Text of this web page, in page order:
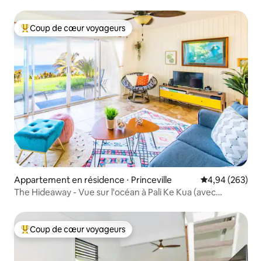
Coups de cœur voyageurs les plus appréciés
Coup de cœur voyageurs
Appartement en résidence ⋅ Princeville Évaluation
4,94 (263)
The Hideaway - Vue sur l'océan à Pali Ke Kua (avec
Coups de cœur voyageurs les plus appréciés
Coup de cœur voyageurs